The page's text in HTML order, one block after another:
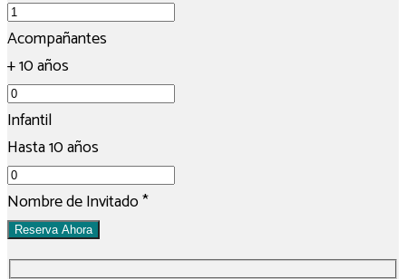
Acompañantes
+ 10 años
Infantil
Hasta 10 años
Nombre de Invitado*
Reserva Ahora